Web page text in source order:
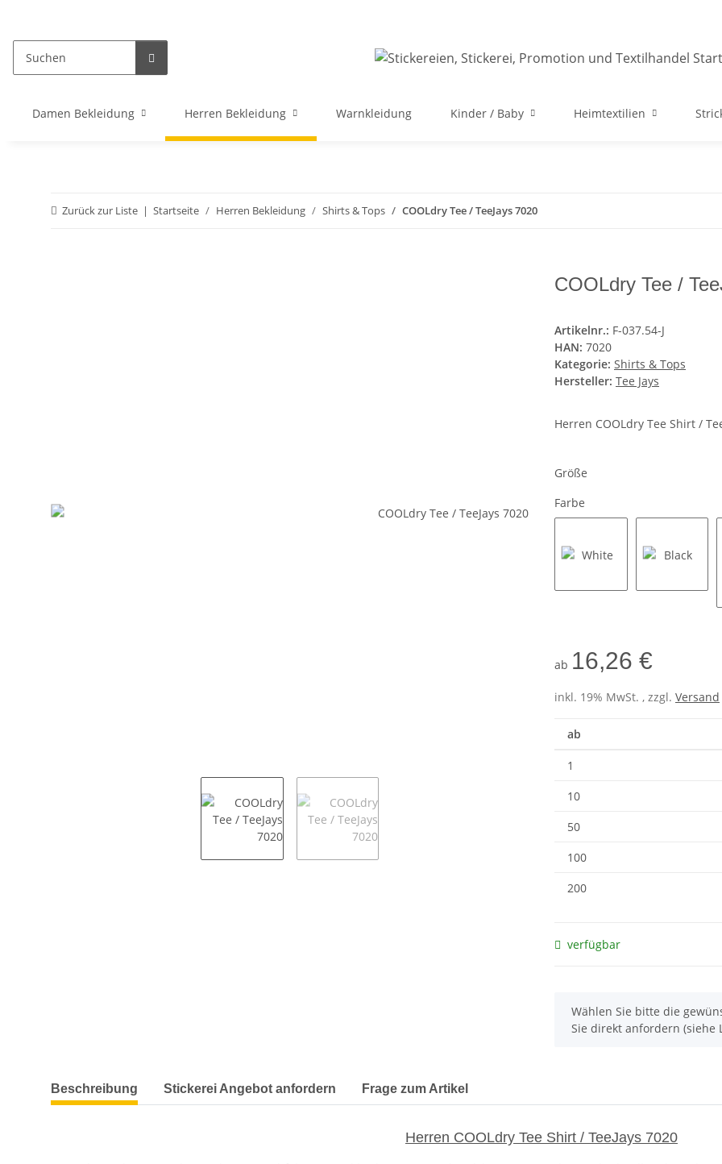
Damen Bekleidung Herren Bekleidung Warnkleidung Kinder / Baby Heimtextilien
Zurück zur Liste Startseite Herren Bekleidung Shirts & Tops COOLdry Tee / TeeJays 7020
COOLdry Tee /
Artikelnr.: F-037.54-J
HAN: 7020
Kategorie: Shirts & Tops
Hersteller: Tee Jays
Herren COOLdry Tee Shirt /
Größe
Farbe
ab 16,26 €
inkl. 19% MwSt. , zzgl. Versand
ab
1
10
50
100
200
verfügbar
x
Wählen Sie bitte die
Sie direkt anfordern (siehe
weitere Registerkarten anzeigen
Beschreibung Stickerei Angebot anfordern Frage zum Artikel
Herren COOLdry Tee Shirt / TeeJays 7020